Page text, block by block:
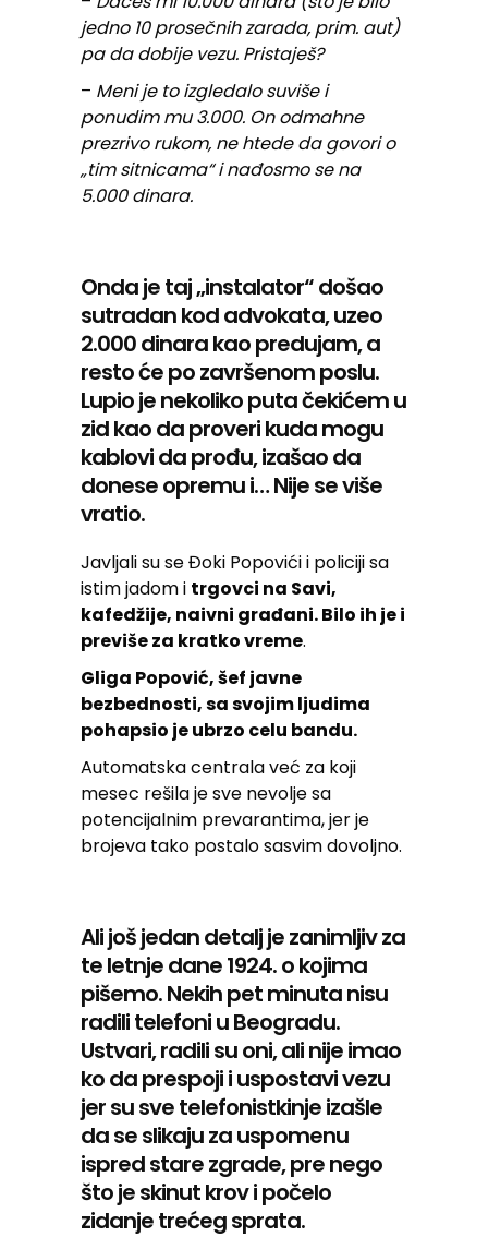
jedno 10 prosečnih zarada, prim. aut)
pa da dobije vezu. Pristaješ?
– Meni je to izgledalo suviše i
ponudim mu 3.000. On odmahne
prezrivo rukom, ne htede da govori o
„tim sitnicama“ i nađosmo se na
5.000 dinara.
Onda je taj „instalator“ došao
sutradan kod advokata, uzeo
2.000 dinara kao predujam, a
resto će po završenom poslu.
Lupio je nekoliko puta čekićem u
zid kao da proveri kuda mogu
kablovi da prođu, izašao da
donese opremu i… Nije se više
vratio.
Javljali su se Đoki Popovići i policiji sa
istim jadom i trgovci na Savi,
kafedžije, naivni građani. Bilo ih je i
previše za kratko vreme.
Gliga Popović, šef javne
bezbednosti, sa svojim ljudima
pohapsio je ubrzo celu bandu.
Automatska centrala već za koji
mesec rešila je sve nevolje sa
potencijalnim prevarantima, jer je
brojeva tako postalo sasvim dovoljno.
Ali još jedan detalj je zanimljiv za
te letnje dane 1924. o kojima
pišemo. Nekih pet minuta nisu
radili telefoni u Beogradu.
Ustvari, radili su oni, ali nije imao
ko da prespoji i uspostavi vezu
jer su sve telefonistkinje izašle
da se slikaju za uspomenu
ispred stare zgrade, pre nego
što je skinut krov i počelo
zidanje trećeg sprata.